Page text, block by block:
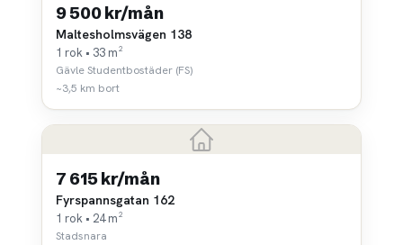
9 500 kr/mån
Maltesholmsvägen 138
1 rok • 33 m²
Gävle Studentbostäder (FS)
~3,5 km bort
7 615 kr/mån
Fyrspannsgatan 162
1 rok • 24 m²
Stadsnara